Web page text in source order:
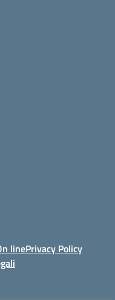
linePrivacy Policy